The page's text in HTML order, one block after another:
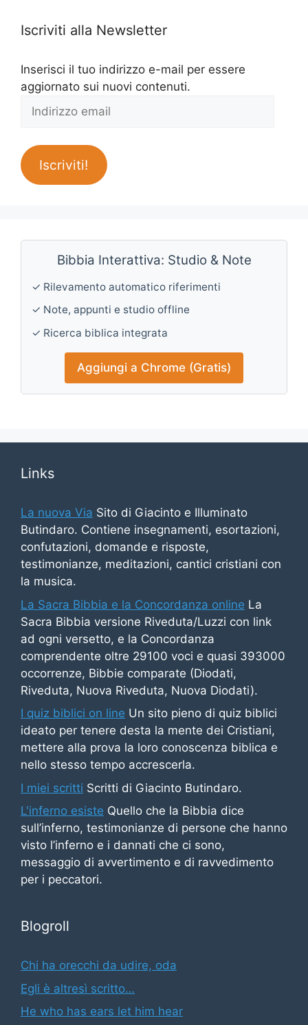
Iscriviti alla Newsletter
Inserisci il tuo indirizzo e-mail per essere
aggiornato sui nuovi contenuti.
email
Iscriviti!
Bibbia Interattiva: Studio & Note
✓ Rilevamento automatico riferimenti
✓ Note, appunti e studio offline
✓ Ricerca biblica integrata
Aggiungi a Chrome (Gratis)
Links
La nuova Via Sito di Giacinto e Illuminato
Butindaro. Contiene insegnamenti, esortazioni,
confutazioni, domande e risposte,
testimonianze, meditazioni, cantici cristiani con
la musica.
La Sacra Bibbia e la Concordanza online La
Sacra Bibbia versione Riveduta/Luzzi con link
ad ogni versetto, e la Concordanza
comprendente oltre 29100 voci e quasi 393000
occorrenze, Bibbie comparate (Diodati,
Riveduta, Nuova Riveduta, Nuova Diodati).
I quiz biblici on line Un sito pieno di quiz biblici
ideato per tenere desta la mente dei Cristiani,
mettere alla prova la loro conoscenza biblica e
nello stesso tempo accrescerla.
I miei scritti Scritti di Giacinto Butindaro.
L'inferno esiste Quello che la Bibbia dice
sull’inferno, testimonianze di persone che hanno
visto l’inferno e i dannati che ci sono,
messaggio di avvertimento e di ravvedimento
per i peccatori.
Blogroll
Chi ha orecchi da udire, oda
Egli è altresì scritto…
He who has ears let him hear